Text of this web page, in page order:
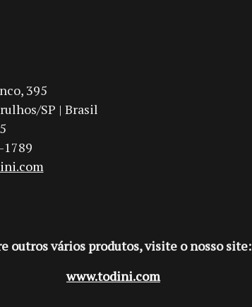
395
SP | Brasil
1789
outros vários produtos, visite o nosso site:
www.todini.com